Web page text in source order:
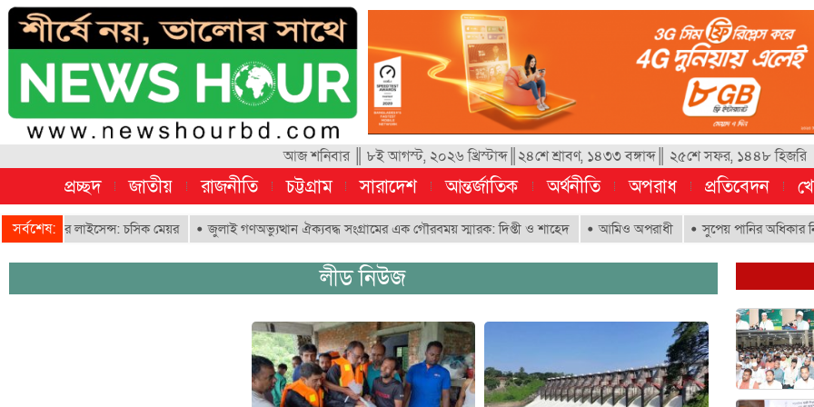
আজ শনিবার ║ ৮ই আগস্ট, ২০২৬ খ্রিস্টাব্দ║২৪শে শ্রাবণ, ১৪৩৩ বঙ্গাব্দ║ ২৫শে সফর, ১৪৪৮ হিজরি
প্রচ্ছদ জাতীয় রাজনীতি চট্টগ্রাম সারাদেশ আন্তর্জাতিক অর্থনীতি অপরাধ প্রতিবেদন
সর্বশেষ:
রিকশার লাইসেন্স: চসিক মেয়র জুলাই গণঅভ্যুত্থান ঐক্যবদ্ধ সংগ্রামের এক গৌরবময় স্মারক: দিপ্তী ও শাহেদ আমিও অপরাধী সুপেয় পানির অধিকার
লীড নিউজ